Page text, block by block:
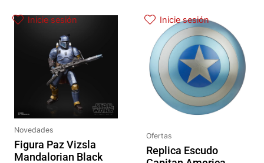
Inicie sesión
Novedades
Figura Paz Vizsla
Mandalorian Black
Inicie sesión
Ofertas
Replica Escudo